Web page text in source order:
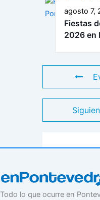
agosto 7,
Fiestas
2026 en
Todo lo que ocurre en